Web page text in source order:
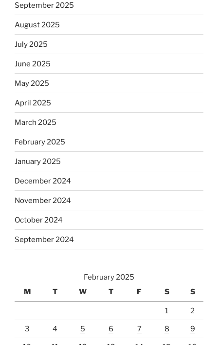
September 2025
August 2025
July 2025
June 2025
May 2025
April 2025
March 2025
February 2025
January 2025
December 2024
November 2024
October 2024
September 2024
February 2025
M
T W T F S S
1 2
3 4 5 6 7 8 9